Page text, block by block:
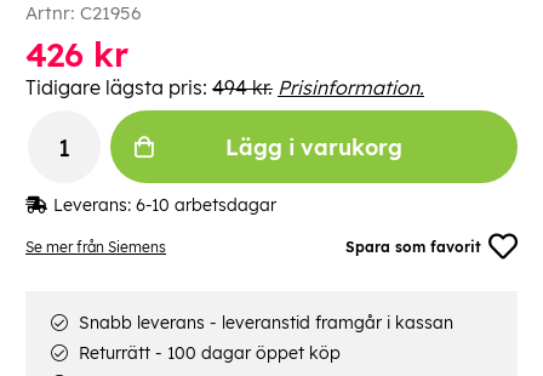
Se mer från Siemens Spara som favorit
Artnr: C21956
426 kr
Tidigare lägsta pris: 494 kr. Prisinformation.
Lägg i varukorg
Leverans: 6-10 arbetsdagar
Snabb leverans - leveranstid framgår i kassan
Returrätt - 100 dagar öppet köp